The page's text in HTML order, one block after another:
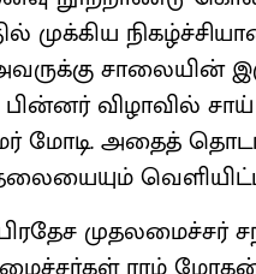
முக்கிய
சாலையின்
விழாவில்
மோடி. அதைத்
முதலமைச்சர்